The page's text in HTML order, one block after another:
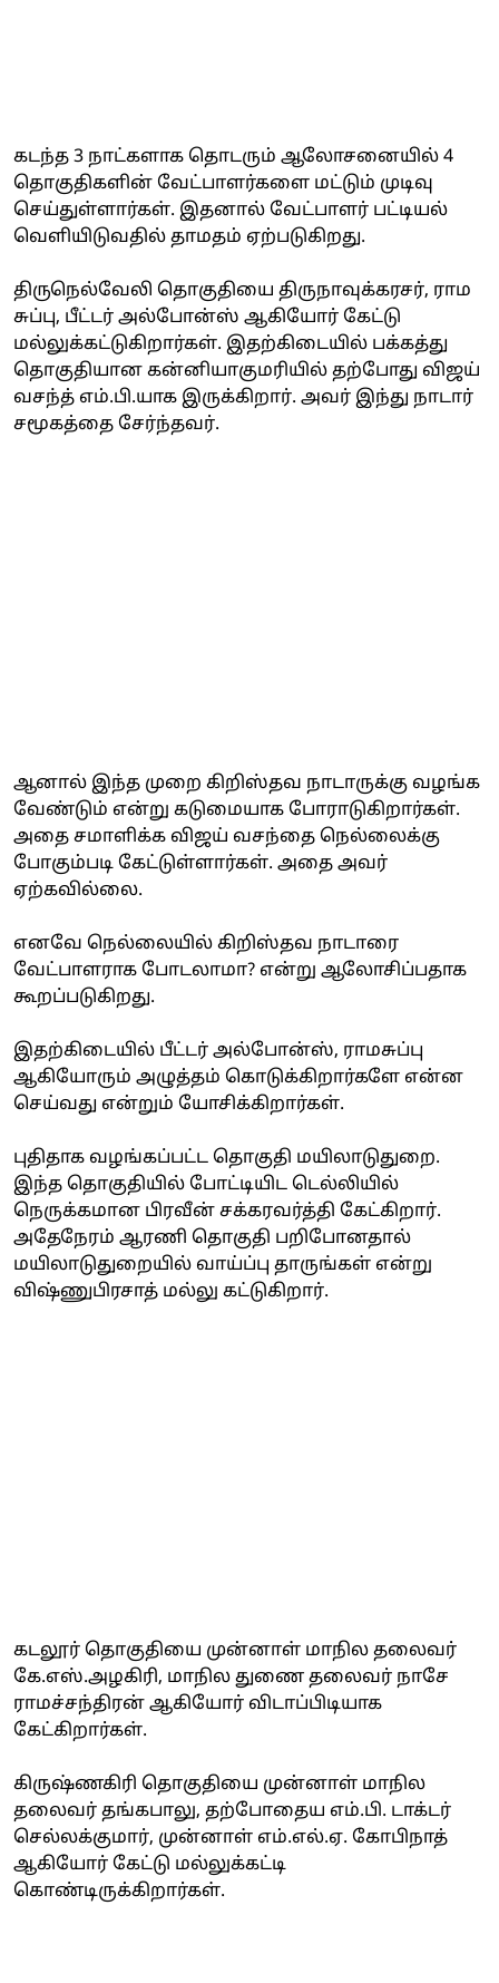
கடந்த 3 நாட்களாக தொடரும் ஆலோசனையில் 4
தொகுதிகளின் வேட்பாளர்களை மட்டும் முடிவு
செய்துள்ளார்கள். இதனால் வேட்பாளர் பட்டியல்
வெளியிடுவதில் தாமதம் ஏற்படுகிறது.
திருநெல்வேலி தொகுதியை திருநாவுக்கரசர், ராம
சுப்பு, பீட்டர் அல்போன்ஸ் ஆகியோர் கேட்டு
மல்லுக்கட்டுகிறார்கள். இதற்கிடையில் பக்கத்து
தொகுதியான கன்னியாகுமரியில் தற்போது விஜய்
வசந்த் எம்.பி.யாக இருக்கிறார். அவர் இந்து நாடார்
சமூகத்தை சேர்ந்தவர்.
ஆனால் இந்த முறை கிறிஸ்தவ நாடாருக்கு வழங்க
வேண்டும் என்று கடுமையாக போராடுகிறார்கள்.
அதை சமாளிக்க விஜய் வசந்தை நெல்லைக்கு
போகும்படி கேட்டுள்ளார்கள். அதை அவர்
ஏற்கவில்லை.
எனவே நெல்லையில் கிறிஸ்தவ நாடாரை
வேட்பாளராக போடலாமா? என்று ஆலோசிப்பதாக
கூறப்படுகிறது.
இதற்கிடையில் பீட்டர் அல்போன்ஸ், ராமசுப்பு
ஆகியோரும் அழுத்தம் கொடுக்கிறார்களே என்ன
செய்வது என்றும் யோசிக்கிறார்கள்.
புதிதாக வழங்கப்பட்ட தொகுதி மயிலாடுதுறை.
இந்த தொகுதியில் போட்டியிட டெல்லியில்
நெருக்கமான பிரவீன் சக்கரவர்த்தி கேட்கிறார்.
அதேநேரம் ஆரணி தொகுதி பறிபோனதால்
மயிலாடுதுறையில் வாய்ப்பு தாருங்கள் என்று
விஷ்ணுபிரசாத் மல்லு கட்டுகிறார்.
கடலூர் தொகுதியை முன்னாள் மாநில தலைவர்
கே.எஸ்.அழகிரி, மாநில துணை தலைவர் நாசே
ராமச்சந்திரன் ஆகியோர் விடாப்பிடியாக
கேட்கிறார்கள்.
கிருஷ்ணகிரி தொகுதியை முன்னாள் மாநில
தலைவர் தங்கபாலு, தற்போதைய எம்.பி. டாக்டர்
செல்லக்குமார், முன்னாள் எம்.எல்.ஏ. கோபிநாத்
ஆகியோர் கேட்டு மல்லுக்கட்டி
கொண்டிருக்கிறார்கள்.